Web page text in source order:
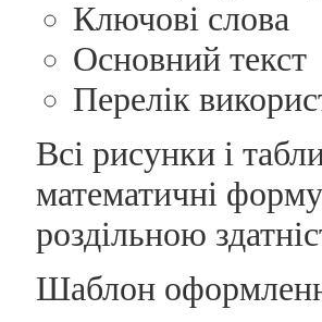
Ключові слова
Основний текст
Перелік
Всі рисунки і
математичні
роздільною
Шаблон